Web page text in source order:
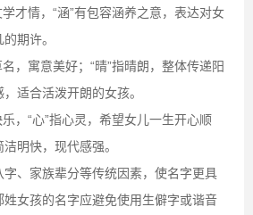
才情，“涵”有包容涵养之意，表达对女
期许。
，寓意美好；“晴”指晴朗，整体传递阳
适合活泼开朗的女孩。
，“心”指心灵，希望女儿一生开心顺
明快，现代感强。
、家族辈分等传统因素，使名字更具
女孩的名字应避免使用生僻字或谐音